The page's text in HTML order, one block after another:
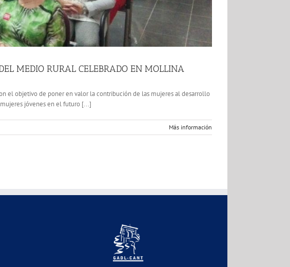
MEDIO RURAL CELEBRADO EN MOLLINA
el objetivo de poner en valor la contribución de las mujeres al desarrollo
jóvenes en el futuro [...]
Más información